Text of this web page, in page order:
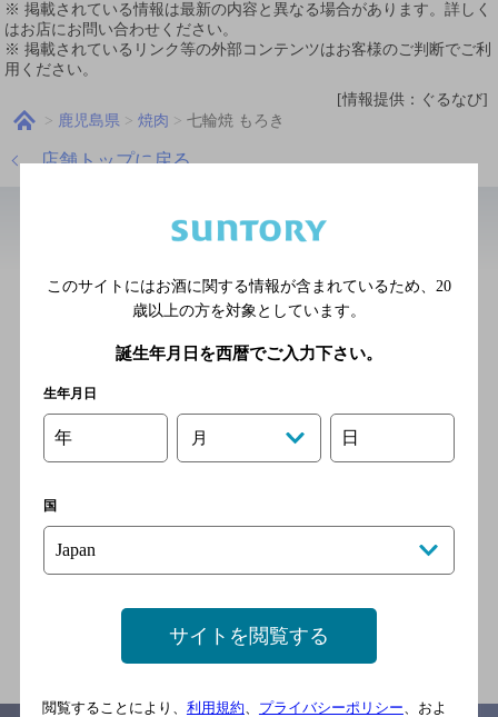
※ 掲載されている情報は最新の内容と異なる場合があります。詳しく
はお店にお問い合わせください。
※ 掲載されているリンク等の外部コンテンツはお客様のご判断でご利
用ください。
[情報提供：ぐるなび]
鹿児島県 焼肉 七輪焼 もろき
店舗トップに戻る
近辺の中華・韓国・焼肉
肉基地 黒貴（くろき）
統2） 鹿児島中央駅 徒歩5分
ＪＲ 鹿児島中央駅 東口 徒歩4
徒歩1分
このサイトにはお酒に関する情報が含まれているため、 20
歳以上の方を対象としています。
誕生年月日を西暦でご入力下さい。
生年月日
年 月 日
国
サイトを閲覧する
閲覧することにより、 利用規約、 プライバシーポリシー、およ